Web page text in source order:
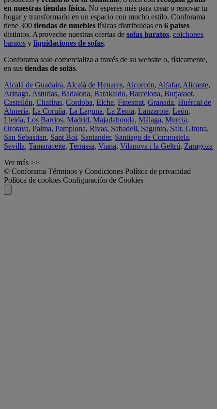
en nuestras tiendas física. No esperes más para crear o renovar tu
hogar y transformarlo en un espacio con mucho estilo. Conforama
tiene 300 tiendas de muebles físicas distribuidas en 6 países
distintos. Aproveche nuestras ofertas de sofas baratos, colchones
baratos y liquidaciones de sofas.
Conforama solo comercializa a través de su website o, físicamente,
en sus tiendas de sofás.
Alcalá de Guadaíra, Alcalá de Henares, Alcorcón, Alfafar, Alicante,
Arinaga, Asturias, Badalona, Barakaldo, Barcelona, Burjassot,
Castellón, Chafiras, Cordoba, Elche, Finestrat, Granada, Huércal de
Almería, La Coruña, La Laguna, La Zenia, Lanzarote, León,
Lleida, Los Barrios, Madrid, Majadahonda, Málaga, Murcia,
Orotava, Palma, Pamplona, Rivas, Sabadell, Sagunto, Salt, Girona,
San Sebastian, Sant Boi, Santander, Santiago de Compostela,
Sevilla, Tamaraceite, Terrassa, Viana, Vilanova i la Geltrú, Zaragoza
Ver más >>
© Conforama Términos y Condiciones Política de privacidad
Política de cookies Configuración de Cookies